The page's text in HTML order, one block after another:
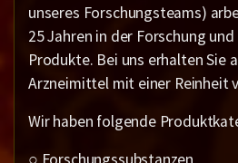
unseres Forschungsteams)
25 Jahren in der Forschung
Produkte. Bei uns erhalten Sie
Arzneimittel mit einer Reinheit
Wir haben folgende